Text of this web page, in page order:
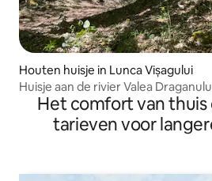
Houten huisje in Lunca Vișagului
Huisje aan de rivier Valea
Het comfort van
tarieven voor